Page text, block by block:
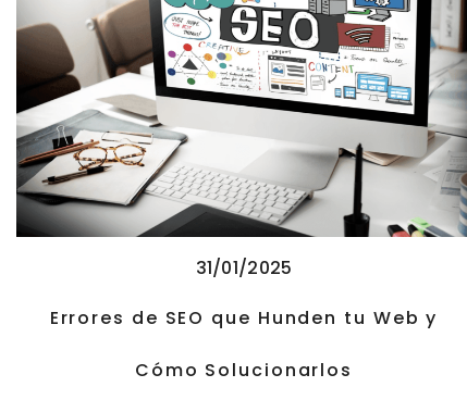
31/01/2025
Errores de SEO que Hunden tu Web y
Cómo Solucionarlos